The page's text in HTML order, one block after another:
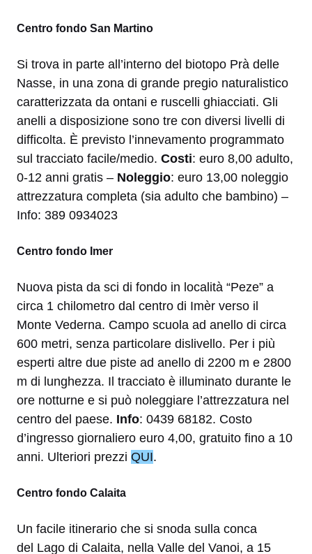
Centro fondo San Martino
Si trova in parte all’interno del biotopo Prà delle
Nasse, in una zona di grande pregio naturalistico
caratterizzata da ontani e ruscelli ghiacciati. Gli
anelli a disposizione sono tre con diversi livelli di
difficolta. È previsto l’innevamento programmato
sul tracciato facile/medio. Costi: euro 8,00 adulto,
0-12 anni gratis – Noleggio: euro 13,00 noleggio
attrezzatura completa (sia adulto che bambino) –
Info: 389 0934023
Centro fondo Imer
Nuova pista da sci di fondo in località “Peze” a
circa 1 chilometro dal centro di Imèr verso il
Monte Vederna. Campo scuola ad anello di circa
600 metri, senza particolare dislivello. Per i più
esperti altre due piste ad anello di 2200 m e 2800
m di lunghezza. Il tracciato è illuminato durante le
ore notturne e si può noleggiare l’attrezzatura nel
centro del paese. Info: 0439 68182. Costo
d’ingresso giornaliero euro 4,00, gratuito fino a 10
anni. Ulteriori prezzi QUI.
Centro fondo Calaita
Un facile itinerario che si snoda sulla conca
del Lago di Calaita, nella Valle del Vanoi, a 15